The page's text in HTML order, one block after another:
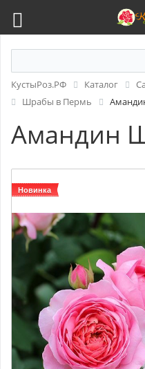
КустыРоз.РФ Каталог
Шрабы в Пермь
Амандин
Новинка